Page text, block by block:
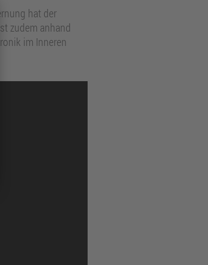
hat der
zudem anhand
im Inneren